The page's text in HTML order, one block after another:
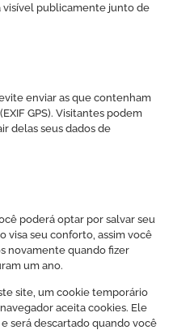
visível publicamente junto de
enviar as que contenham
GPS). Visitantes podem
delas seus dados de
poderá optar por salvar seu
visa seu conforto, assim você
novamente quando fizer
um ano.
site, um cookie temporário
aceita cookies. Ele
será descartado quando você